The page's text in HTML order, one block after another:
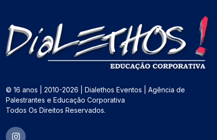
© 16 anos | 2010-2026 | Dialethos Eventos | Agência de
Palestrantes e Educação Corporativa
Todos Os Direitos Reservados.